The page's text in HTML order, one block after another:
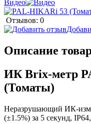
Видео
Отзывов: 0
Описание
ИК Brix-метр
(Томаты)
Неразрушающий ИК-
(±1.5%) за 5 секунд,